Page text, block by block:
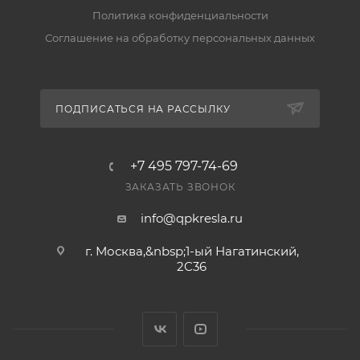
за 2–5 рабочих дней. Подробнее — в разделе
«Доставка».
Да, на товар действует гарантия производителя, а
Политика конфиденциальности
Соглашение на обработку персональных данных
ПОДПИСАТЬСЯ НА РАССЫЛКУ
+7 495 797-74-69
ЗАКАЗАТЬ ЗВОНОК
info@qpkresla.ru
г. Москва,&nbsp;1-ый Нагатинский,
2C36